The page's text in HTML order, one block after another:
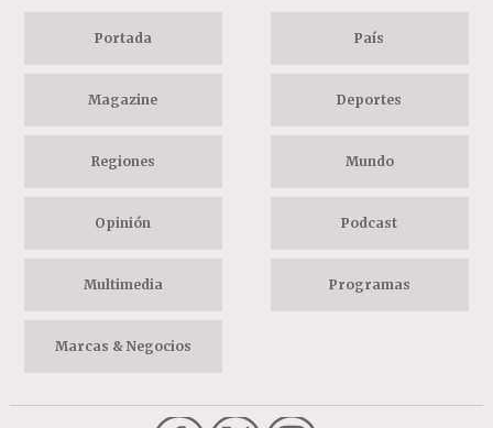
Portada País
Magazine Deportes
Regiones Mundo
Opinión Podcast
Multimedia Programas
Marcas & Negocios